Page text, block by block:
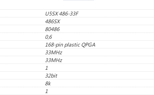
U5SX 486-33F
486SX
80486
0,6
168-pin plastic QPGA
33MHz
33MHz
1
32bit
8k
1